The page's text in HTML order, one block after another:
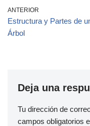
ANTERIOR
Estructura y Partes de
Árbol
Deja una
Tu dirección de
campos obligatorios